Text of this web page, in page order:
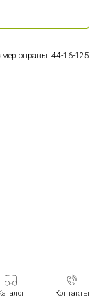
Контакты
оправы: 44-16-125